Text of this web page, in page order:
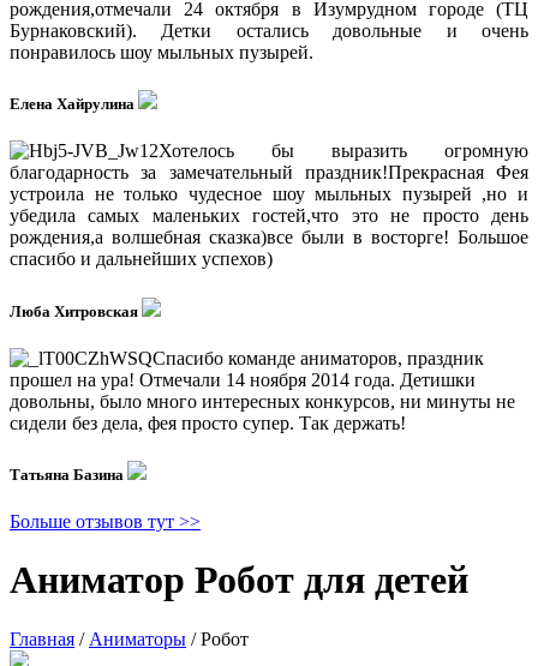
рождения,отмечали 24 октября в Изумрудном городе (ТЦ
Бурнаковский). Детки остались довольные и очень
понравилось шоу мыльных пузырей.
Елена Хайрулина
Хотелось бы выразить огромную
благодарность за замечательный праздник!Прекрасная Фея
устроила не только чудесное шоу мыльных пузырей ,но и
убедила самых маленьких гостей,что это не просто день
рождения,а волшебная сказка)все были в восторге! Большое
спасибо и дальнейших успехов)
Люба Хитровская
Спасибо команде аниматоров, праздник
прошел на ура! Отмечали 14 ноября 2014 года. Детишки
довольны, было много интересных конкурсов, ни минуты не
сидели без дела, фея просто супер. Так держать!
Татьяна Базина
Больше отзывов тут >>
Аниматор Робот для детей
Главная / Аниматоры /Робот